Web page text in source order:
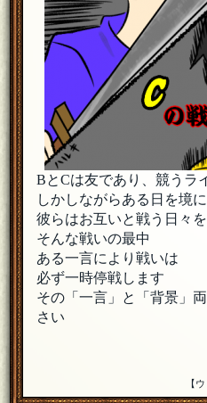
BとCは友であり、競うラ
しかしながらある日を境に
彼らはお互いと戦う日々
そんな戦いの最中
ある一言により戦いは
必ず一時停戦します
その「一言」と「背景」
さい
【